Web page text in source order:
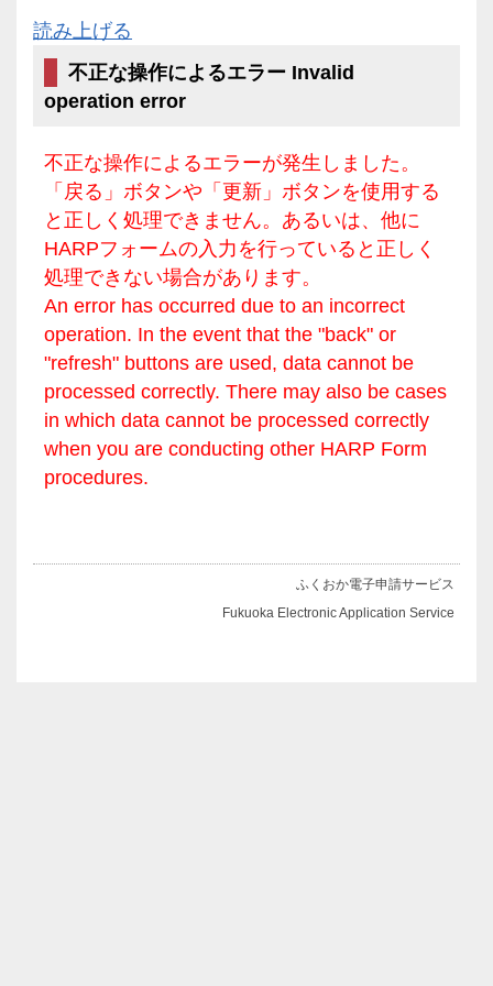
読み上げる
不正な操作によるエラー Invalid
operation error
不正な操作によるエラーが発生しました。
「戻る」ボタンや「更新」ボタンを使用する
と正しく処理できません。あるいは、他に
HARPフォームの入力を行っていると正しく
処理できない場合があります。
An error has occurred due to an incorrect
operation. In the event that the "back" or
"refresh" buttons are used, data cannot be
processed correctly. There may also be cases
in which data cannot be processed correctly
when you are conducting other HARP Form
procedures.
ふくおか電子申請サービス
Fukuoka Electronic Application Service